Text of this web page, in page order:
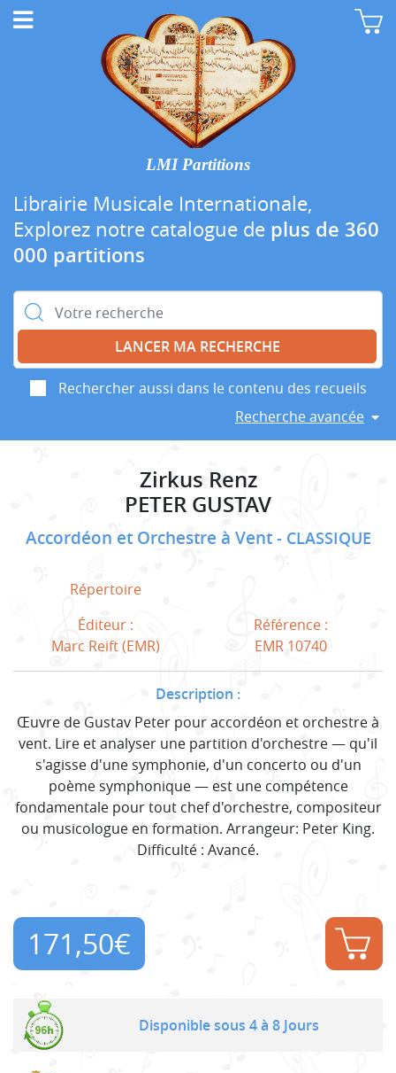
LMI Partitions
Librairie Musicale Internationale,
Explorez notre catalogue de plus de 360
000 partitions
Rechercher :
Rechercher aussi dans le contenu des recueils
Recherche avancée
Zirkus Renz
PETER GUSTAV
Accordéon et Orchestre à Vent CLASSIQUE
Répertoire
Éditeur :
Marc Reift (EMR)
Référence :
EMR 10740
Description :
Œuvre de Gustav Peter pour accordéon et orchestre à
vent. Lire et analyser une partition d'orchestre — qu'il
s'agisse d'une symphonie, d'un concerto ou d'un
poème symphonique — est une compétence
fondamentale pour tout chef d'orchestre, compositeur
ou musicologue en formation. Arrangeur: Peter King.
Difficulté : Avancé.
171,50€
Disponible sous 4 à 8 Jours